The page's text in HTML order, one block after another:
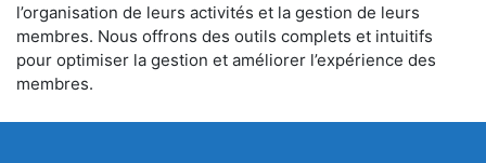
l’organisation de leurs activités et la gestion de leurs
membres. Nous offrons des outils complets et intuitifs
pour optimiser la gestion et améliorer l’expérience des
membres.